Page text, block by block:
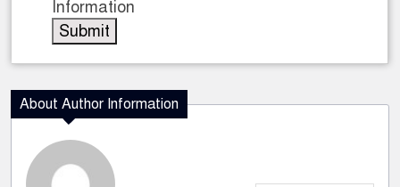
Information
About Author Information